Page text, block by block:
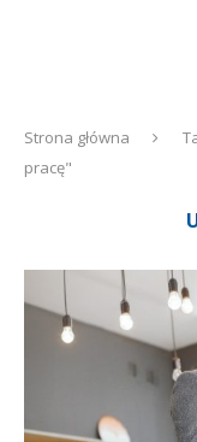
Strona główna
pracę"